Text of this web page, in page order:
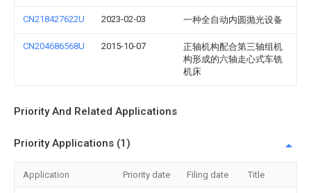
CN218427622U 2023-02-03 一种全自动内圆抛光设备
CN204686568U 2015-10-07
正轴机构配合第三轴组机
构形成的六轴走心式车铣
机床
Priority And Related Applications
Priority Applications (1)
Application Priority date Filing date Title